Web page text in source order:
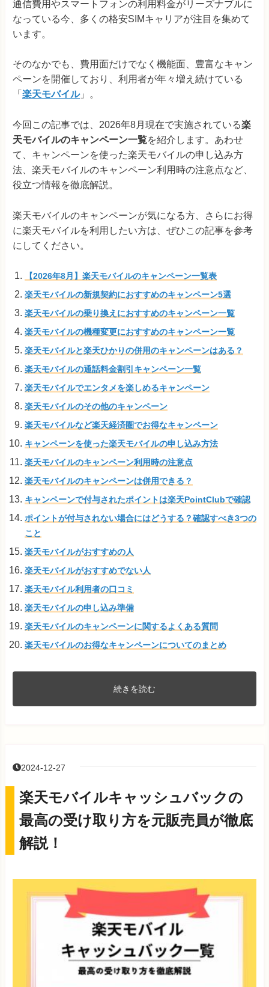
通信費用やスマートフォンの利用料金がリーズナブルに
なっている今、多くの格安SIMキャリアが注目を集めて
います。
そのなかでも、費用面だけでなく機能面、豊富なキャン
ペーンを開催しており、利用者が年々増え続けている
「 楽天モバイル」。
今回この記事では、2026年8月現在で実施されている楽
天モバイルのキャンペーン一覧を紹介します。あわせ
て、キャンペーンを使った楽天モバイルの申し込み方
法、楽天モバイルのキャンペーン利用時の注意点など、
役立つ情報を徹底解説。
楽天モバイルのキャンペーンが気になる方、さらにお得
に楽天モバイルを利用したい方は、ぜひこの記事を参考
にしてください。
【2026年8月】楽天モバイルのキャンペーン一覧表
楽天モバイルの新規契約におすすめのキャンペーン5選
楽天モバイルの乗り換えにおすすめのキャンペーン一覧
楽天モバイルの機種変更におすすめのキャンペーン一覧
楽天モバイルと楽天ひかりの併用のキャンペーンはある？
楽天モバイルの通話料金割引キャンペーン一覧
楽天モバイルでエンタメを楽しめるキャンペーン
楽天モバイルのその他のキャンペーン
楽天モバイルなど楽天経済圏でお得なキャンペーン
キャンペーンを使った楽天モバイルの申し込み方法
楽天モバイルのキャンペーン利用時の注意点
楽天モバイルのキャンペーンは併用できる？
キャンペーンで付与されたポイントは楽天PointClubで確認
ポイントが付与されない場合にはどうする？確認すべき3つの
こと
楽天モバイルがおすすめの人
楽天モバイルがおすすめでない人
楽天モバイル利用者の口コミ
楽天モバイルの申し込み準備
楽天モバイルのキャンペーンに関するよくある質問
楽天モバイルのお得なキャンペーンについてのまとめ
続きを読む
2024-12-27
楽天モバイルキャッシュバックの
最高の受け取り方を元販売員が徹底
解説！